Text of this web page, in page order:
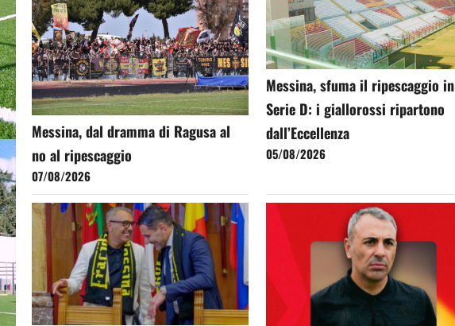
Messina, dal dramma di Ragusa al
no al ripescaggio
07/08/2026
Messina, sfuma il ripescaggio in
Serie D: i giallorossi ripartono
dall’Eccellenza
05/08/2026